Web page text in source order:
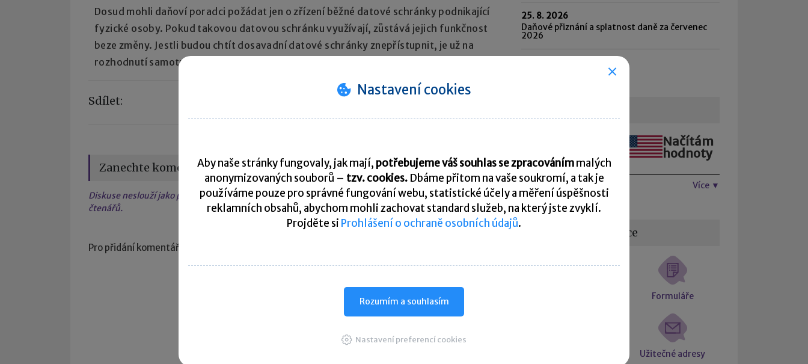
Dosud mohli daňoví poradci požádat jen o zřízení běžné datové schránky podnikající
fyzické osoby. Pokud takovou datovou schránku využívají, zůstává jejich funkčnost
beze změny. Jestli budou chtít dosavadní datové schránky znepřístupnit, je už na
rozhodnutí samotných držitelů těchto schránek.
Sdílet:
Zanechte komentář
Diskuse neslouží jako právní, daňová či účetní poradna. Je vyhrazena pro vzájemnou komunikaci
čtenářů.
Pro přidání komentáře se
25. 8. 2026
Daňové přiznání a splatnost daně za červenec
2026
hodnoty
Načítám
hodnoty
Více ▼
Užitečné informace
Formuláře
Užitečné adresy
Nastavení cookies
Aby naše stránky fungovaly, jak mají, potřebujeme váš souhlas se zpracovánímmalých
anonymizovaných souborů – tzv. cookies. Dbáme přitom na vaše soukromí, a tak je
používáme pouze pro správné fungování webu, statistické účely a měření úspěšnosti
reklamních obsahů, abychom mohli zachovat standard služeb, na který jste zvyklí.
Projděte si Prohlášení o ochraně osobních údajů.
Rozumím a souhlasím
Nastavení preferencí cookies